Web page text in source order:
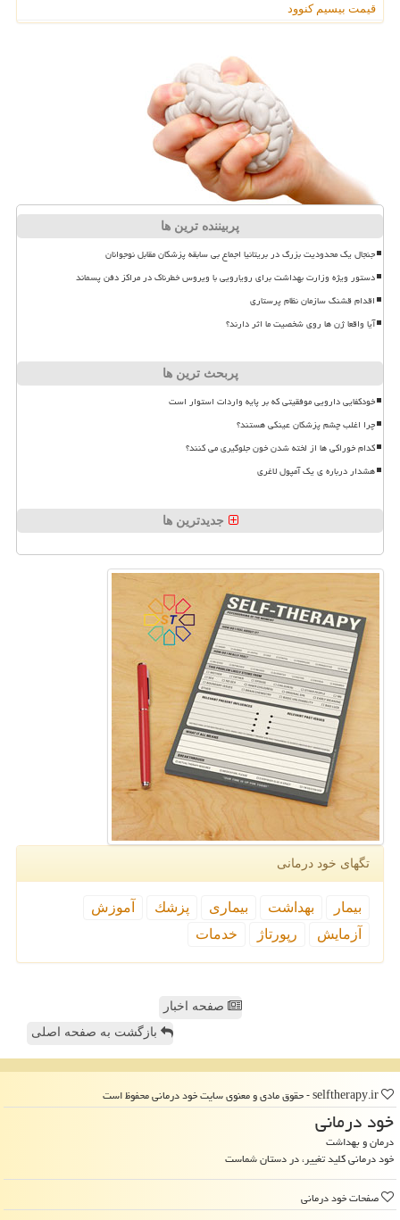
قیمت بیسیم کنوود
پربیننده ترین ها
جنجال یک محدودیت بزرگ در بریتانیا اجماع بی سابقه پزشکان مقابل نوجوانان
دستور ویژه وزارت بهداشت برای رویارویی با ویروس خطرناک در مراکز دفن پسماند
اقدام قشنگ سازمان نظام پرستاری
آیا واقعا ژن ها روی شخصیت ما اثر دارند؟
پربحث ترین ها
خودکفایی دارویی موفقیتی که بر پایه واردات استوار است
چرا اغلب چشم پزشکان عینکی هستند؟
کدام خوراکی ها از لخته شدن خون جلوگیری می کنند؟
هشدار درباره ی یک آمپول لاغری
جدیدترین ها
تگهای خود درمانی
بیمار بهداشت بیماری پزشك
آموزش
آزمایش
رپورتاژ خدمات
صفحه اخبار
بازگشت به صفحه اصلی
خود درمانی
درمان و بهداشت
خود درمانی کلید تغییر، در دستان شماست
صفحات خود درمانی